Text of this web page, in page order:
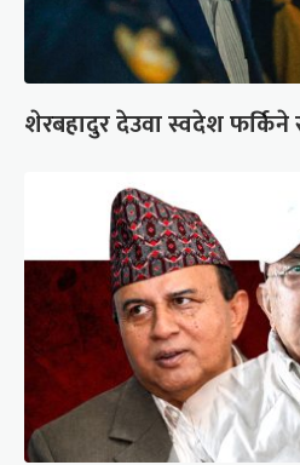
शेरबहादुर देउवा स्वदेश फर्किने